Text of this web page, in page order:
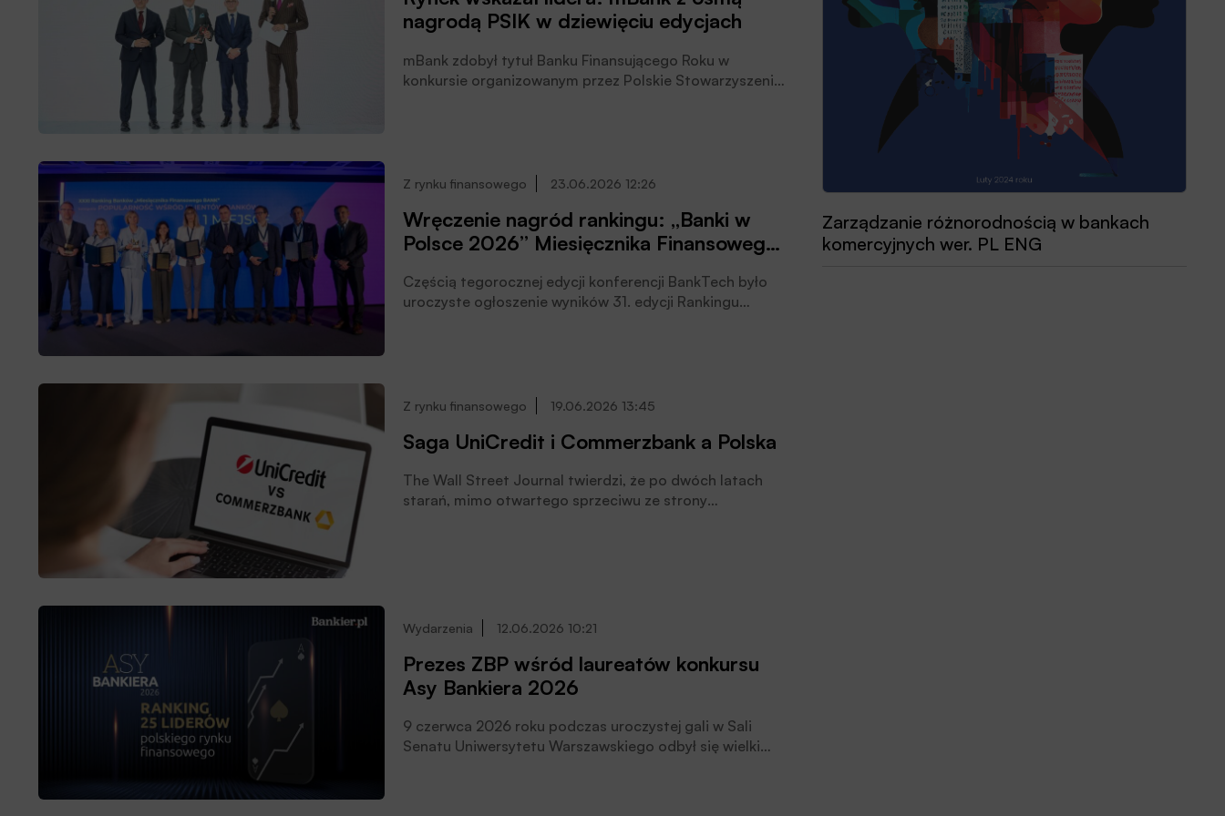
na rynek w okresie wakacyjnym, kiedy rośnie
zainteresowanie kartami podróżnymi i zarządzaniem
finansami w trakcie wyjazdów, poinformował bank.
nagrodą PSIK w dziewięciu edycjach
mBank zdobył tytuł Banku Finansującego Roku w
konkursie organizowanym przez Polskie Stowarzyszenie
venture capital w Polsce, czytamy w informacji
Z rynku finansowego 23.06.2026 12:26
Wręczenie nagród rankingu: „Banki w
Polsce 2026” Miesięcznika Finansowego
Częścią tegorocznej edycji konferencji BankTech było
uroczyste ogłoszenie wyników 31. edycji Rankingu
Z rynku finansowego 19.06.2026 13:45
Saga UniCredit i Commerzbank a Polska
The Wall Street Journal twierdzi, że po dwóch latach
starań, mimo otwartego sprzeciwu ze strony
bankowy.
Wydarzenia 12.06.2026 10:21
Prezes ZBP wśród laureatów konkursu
Asy Bankiera 2026
9 czerwca 2026 roku podczas uroczystej gali w Sali
Senatu Uniwersytetu Warszawskiego odbył się wielki
Zarządzanie różnorodnością w bankach
komercyjnych wer. PL ENG
Przewodnik dobrych praktyk 2025